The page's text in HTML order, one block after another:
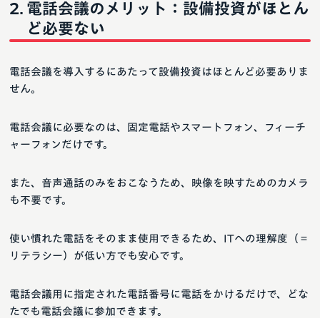
電話会議のメリット：設備投資がほとん
ど必要ない
電話会議を導入するにあたって設備投資はほとんど必要ありま
せん。
電話会議に必要なのは、固定電話やスマートフォン、フィーチ
ャーフォンだけです。
また、音声通話のみをおこなうため、映像を映すためのカメラ
も不要です。
使い慣れた電話をそのまま使用できるため、ITへの理解度（＝
リテラシー）が低い方でも安心です。
電話会議用に指定された電話番号に電話をかけるだけで、どな
たでも電話会議に参加できます。